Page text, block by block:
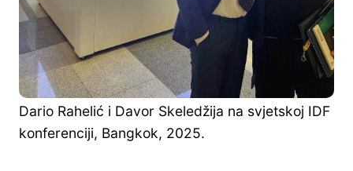
Dario Rahelić i Davor Skeledžija na svjetskoj IDF
konferenciji, Bangkok, 2025.